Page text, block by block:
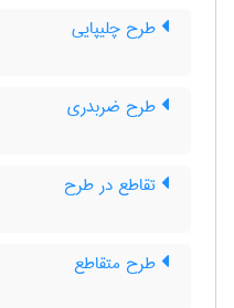
طرح چلیپایی
طرح ضربدری
تقاطع در طرح
طرح متقاطع